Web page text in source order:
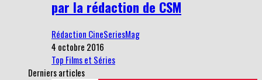
par la rédaction de CSM
Rédaction CineSeriesMag
4 octobre 2016
Top Films et Séries
Derniers articles